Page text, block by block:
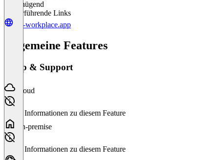
Ungenügend
Weiterführende Links
the-workplace.app
Allgemeine Features
Setup & Support
Cloud
Keine Informationen zu diesem Feature
On-premise
Keine Informationen zu diesem Feature